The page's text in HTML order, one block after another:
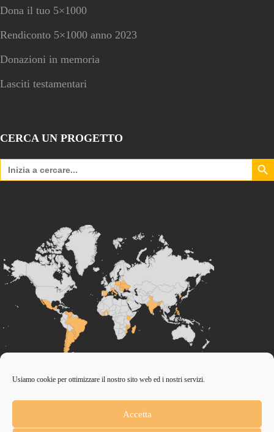
Usiamo cookie per ottimizzare il nostro sito web ed i nostri servizi.
Accetta
Dona il tuo 5×1000
Rendiconto 5×1000 anno 2023
Donazioni in memoria
Lasciti testamentari
CERCA UN PROGETTO
Search
for:
Search
CONTRIBUISCI ANCHE